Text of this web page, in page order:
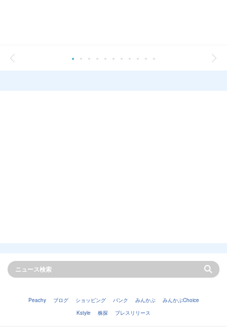
Peachy ブログ ショッピング バンク みんかぶ
みんかぶChoice
Kstyle
株探 プレスリリース